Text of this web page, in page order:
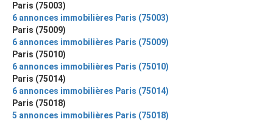
Paris (75003)
6 annonces immobilières Paris (75003)
Paris (75009)
6 annonces immobilières Paris (75009)
Paris (75010)
6 annonces immobilières Paris (75010)
Paris (75014)
6 annonces immobilières Paris (75014)
Paris (75018)
5 annonces immobilières Paris (75018)